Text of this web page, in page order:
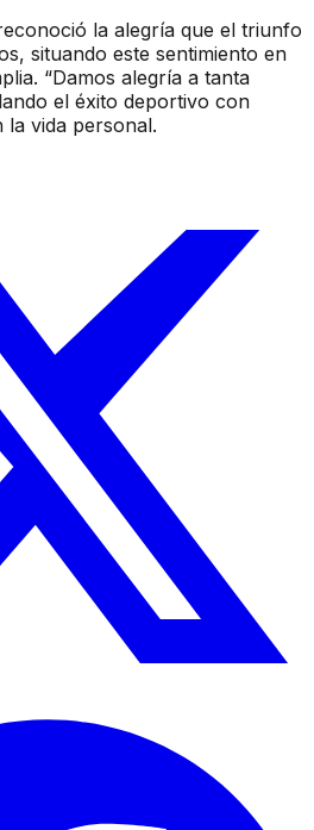
la alegría que el triunfo
situando este sentimiento en
“Damos alegría a tanta
el éxito deportivo con
la vida personal.